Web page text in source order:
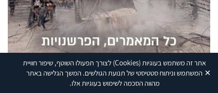
אתר זה משתמש בעוגיות(Cookies) לצורך תפעולו השוטף, שיפור חוויית
המשתמש וניתוח סטטיסטי של תנועת הגולשים. המשך הגלישה באתר
מהווה הסכמה לשימוש בעוגיות אלו.
✕